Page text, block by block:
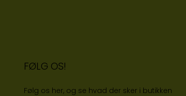
FØLG OS!
Følg os her, og se hvad der sker i butikken